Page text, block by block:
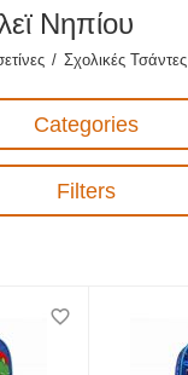
Νηπίου
/ Σχολικές Τσάντες
Categories
Filters